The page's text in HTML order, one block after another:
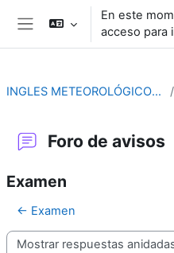
Salta al contenido principal
Panel lateral
En este
acceso para
INGLES METEOROLÓGICO AERONAUTICO (4ª ED.)
Foro de avisos
Examen
← Examen
Mostrar modo